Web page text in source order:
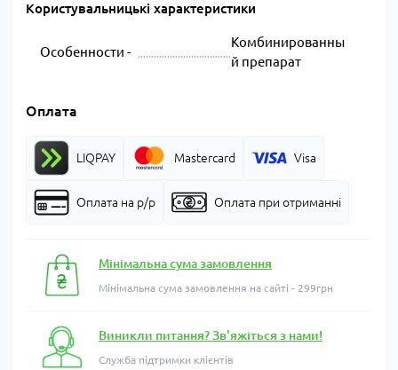
Користувальницькі характеристики
Особенности -
Комбинированны
й препарат
Оплата
LIQPAY Mastercard Visa
Оплата на р/р Оплата при отриманні
Мінімальна сума замовлення
Мінімальна сума замовлення на сайті - 299грн
Виникли питання? Зв'яжіться з нами!
Служба підтримки клієнтів